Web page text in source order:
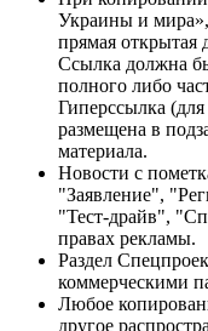
Украины и мира»,
прямая открытая
Ссылка должна
полного либо
Гиперссылка
размещена в
материала.
Новости с
"Заявление",
"Тест-драйв",
правах рекламы.
Раздел
коммерческими
Любое
другое